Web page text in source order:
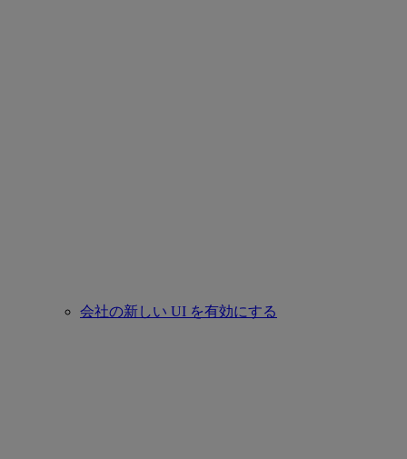
会社の新しい UI を有効にする